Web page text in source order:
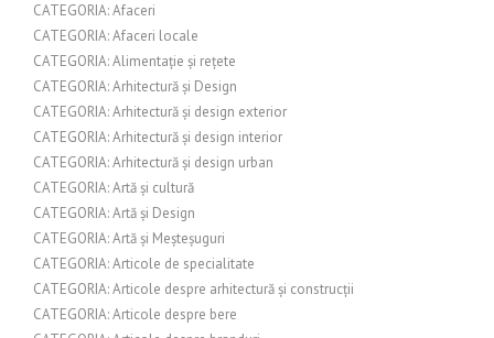
CATEGORIA: Afaceri
CATEGORIA: Afaceri locale
CATEGORIA: Alimentație și rețete
CATEGORIA: Arhitectură și Design
CATEGORIA: Arhitectură și design exterior
CATEGORIA: Arhitectură și design interior
CATEGORIA: Arhitectură și design urban
CATEGORIA: Artă și cultură
CATEGORIA: Artă și Design
CATEGORIA: Artă și Meșteșuguri
CATEGORIA: Articole de specialitate
CATEGORIA: Articole despre arhitectură și construcții
CATEGORIA: Articole despre bere